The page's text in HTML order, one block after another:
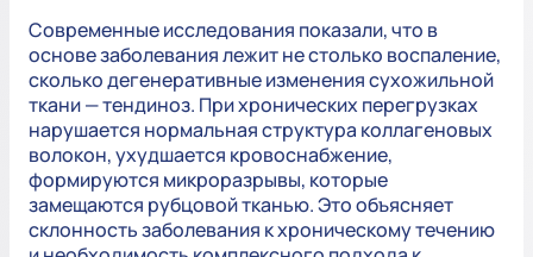
Современные исследования показали, что в
основе заболевания лежит не столько воспаление,
сколько дегенеративные изменения сухожильной
ткани — тендиноз. При хронических перегрузках
нарушается нормальная структура коллагеновых
волокон, ухудшается кровоснабжение,
формируются микроразрывы, которые
замещаются рубцовой тканью. Это объясняет
склонность заболевания к хроническому течению